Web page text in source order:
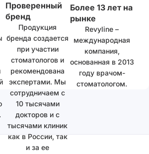
Проверенный
бренд
Продукция
бренда создается
при участии
стоматологов и
рекомендована
экспертами. Мы
сотрудничаем с
10 тысячами
докторов и с
тысячами клиник
как в России, так
и за ее
Более 13 лет на
рынке
Revyline –
международная
компания,
основанная в 2013
году врачом-
стоматологом.